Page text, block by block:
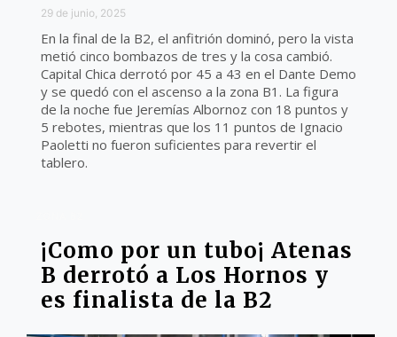
29 de junio, 2025
En la final de la B2, el anfitrión dominó, pero la vista
metió cinco bombazos de tres y la cosa cambió.
Capital Chica derrotó por 45 a 43 en el Dante Demo
y se quedó con el ascenso a la zona B1. La figura
de la noche fue Jeremías Albornoz con 18 puntos y
5 rebotes, mientras que los 11 puntos de Ignacio
Paoletti no fueron suficientes para revertir el
tablero.
¡Como por un tubo¡ Atenas
B derrotó a Los Hornos y
es finalista de la B2